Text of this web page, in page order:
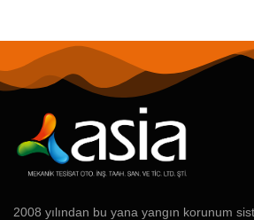
2008 yılından bu yana yangın korunum